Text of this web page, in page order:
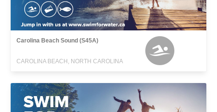
Carolina Beach Sound (S45A)
CAROLINA BEACH, NORTH CAROLINA